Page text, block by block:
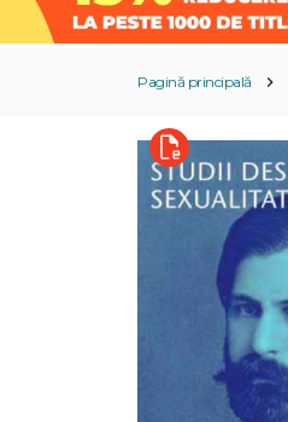
Pagină principală